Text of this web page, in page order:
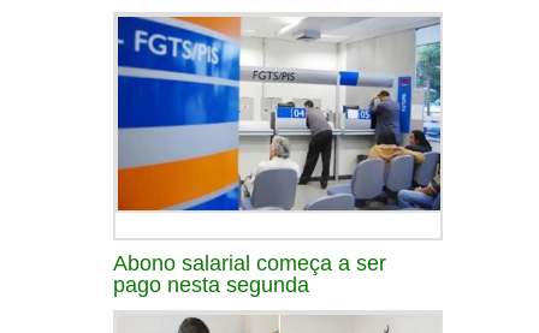
Abono salarial começa a ser
pago nesta segunda